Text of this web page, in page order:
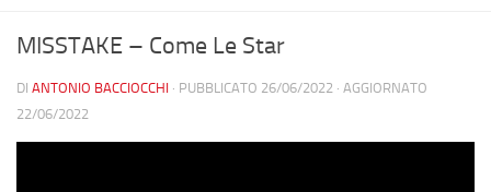
MISSTAKE – Come Le Star
DI ANTONIO BACCIOCCHI · PUBBLICATO 26/06/2022 · AGGIORNATO
22/06/2022